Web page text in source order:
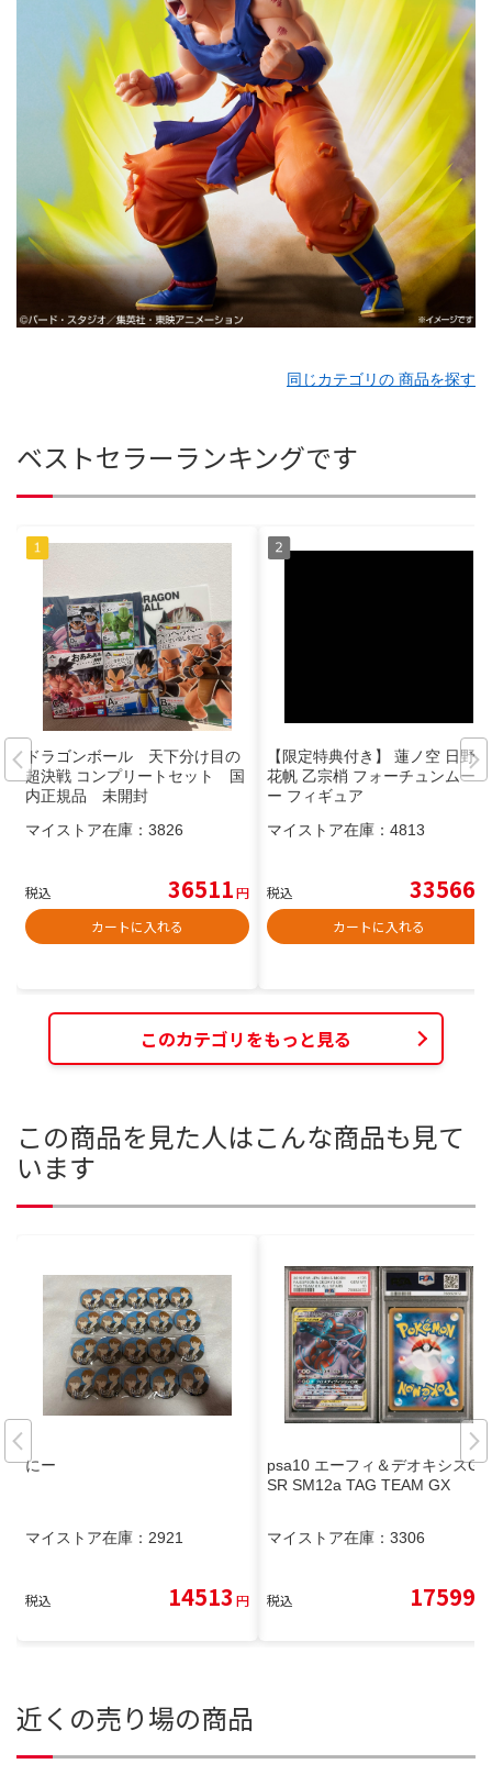
同じカテゴリの 商品を探す
ベストセラーランキングです
ドラゴンボール 天下分け目の
超決戦 コンプリートセット 国
内正規品 未開封
マイストア在庫： 3826
税込 36511円
カートに入れる
【限定特典付き】 蓮ノ空 日野下
花帆 乙宗梢 フォーチュンムービ
ー フィギュア
マイストア在庫： 4813
税込 33566
カートに入れる
このカテゴリをもっと見る
この商品を見た人はこんな商品も見て
います
にー
マイストア在庫： 2921
税込 14513 円
psa10 エーフィ＆デオキシスGX
SR SM12a TAG TEAM GX
マイストア在庫： 3306
税込 17599
近くの売り場の商品